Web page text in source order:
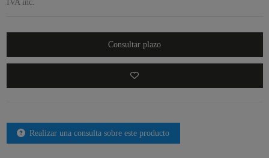
IVA inc.
Consultar plazo
Realizar una consulta sobre este producto